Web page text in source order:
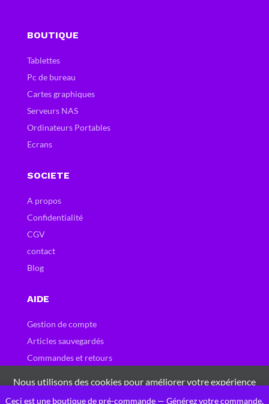
Ceci est une boutique de pré-commande — Générez votre commande,
BOUTIQUE
Tablettes
Pc de bureau
Cartes graphiques
Serveurs NAS
Ordinateurs Portables
Ecrans
SOCIETE
A propos
Confidentialité
CGV
contact
Blog
AIDE
Gestion de compte
Articles sauvegardés
Commandes et retours
Nous utilisons des cookies pour améliorer votre expérience
sur notre site Web. En naviguant sur ce site, vous acceptez